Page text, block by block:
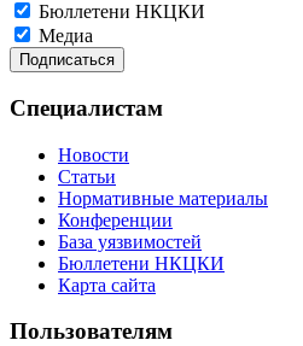
Бюллетени НКЦКИ
Медиа
Специалистам
Новости
Статьи
Нормативные материалы
Конференции
База уязвимостей
Бюллетени НКЦКИ
Карта сайта
Пользователям